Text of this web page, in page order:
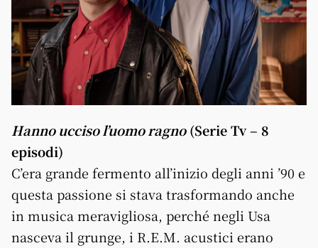
Hanno ucciso l’uomo ragno(Serie Tv – 8
episodi)
C’era grande fermento all’inizio degli anni ’90 e
questa passione si stava trasformando anche
in musica meravigliosa, perché negli Usa
nasceva il grunge, i R.E.M. acustici erano